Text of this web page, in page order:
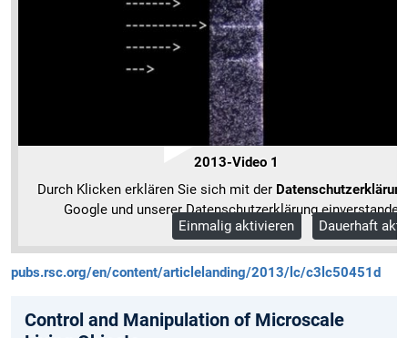
2013-Video 1
Durch Klicken erklären Sie sich mit der
Google und unserer Datenschutzerklärung
Mehr Informationen
Einmalig aktivieren Dauerhaft
pubs.rsc.org/en/content/articlelanding/2013/lc/c3lc50451d
Control and Manipulation of Microscale